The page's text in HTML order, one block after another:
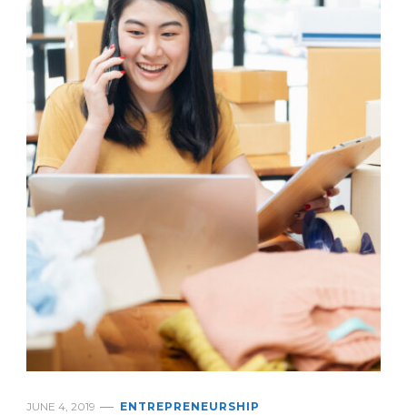
JUNE 4, 2019 ENTREPRENEURSHIP